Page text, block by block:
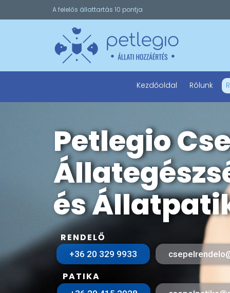
A felelős állattartás 10 pontja
Kezdőoldal Rólunk
Petlegio
és
+36 20 329 9933
RENDELŐ
PATIKA